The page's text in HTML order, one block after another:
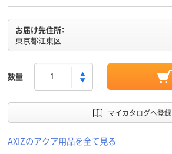
お届け先住所：
東京都江東区
数量
マイカタログへ登録
AXIZのアクア用品を全て見る